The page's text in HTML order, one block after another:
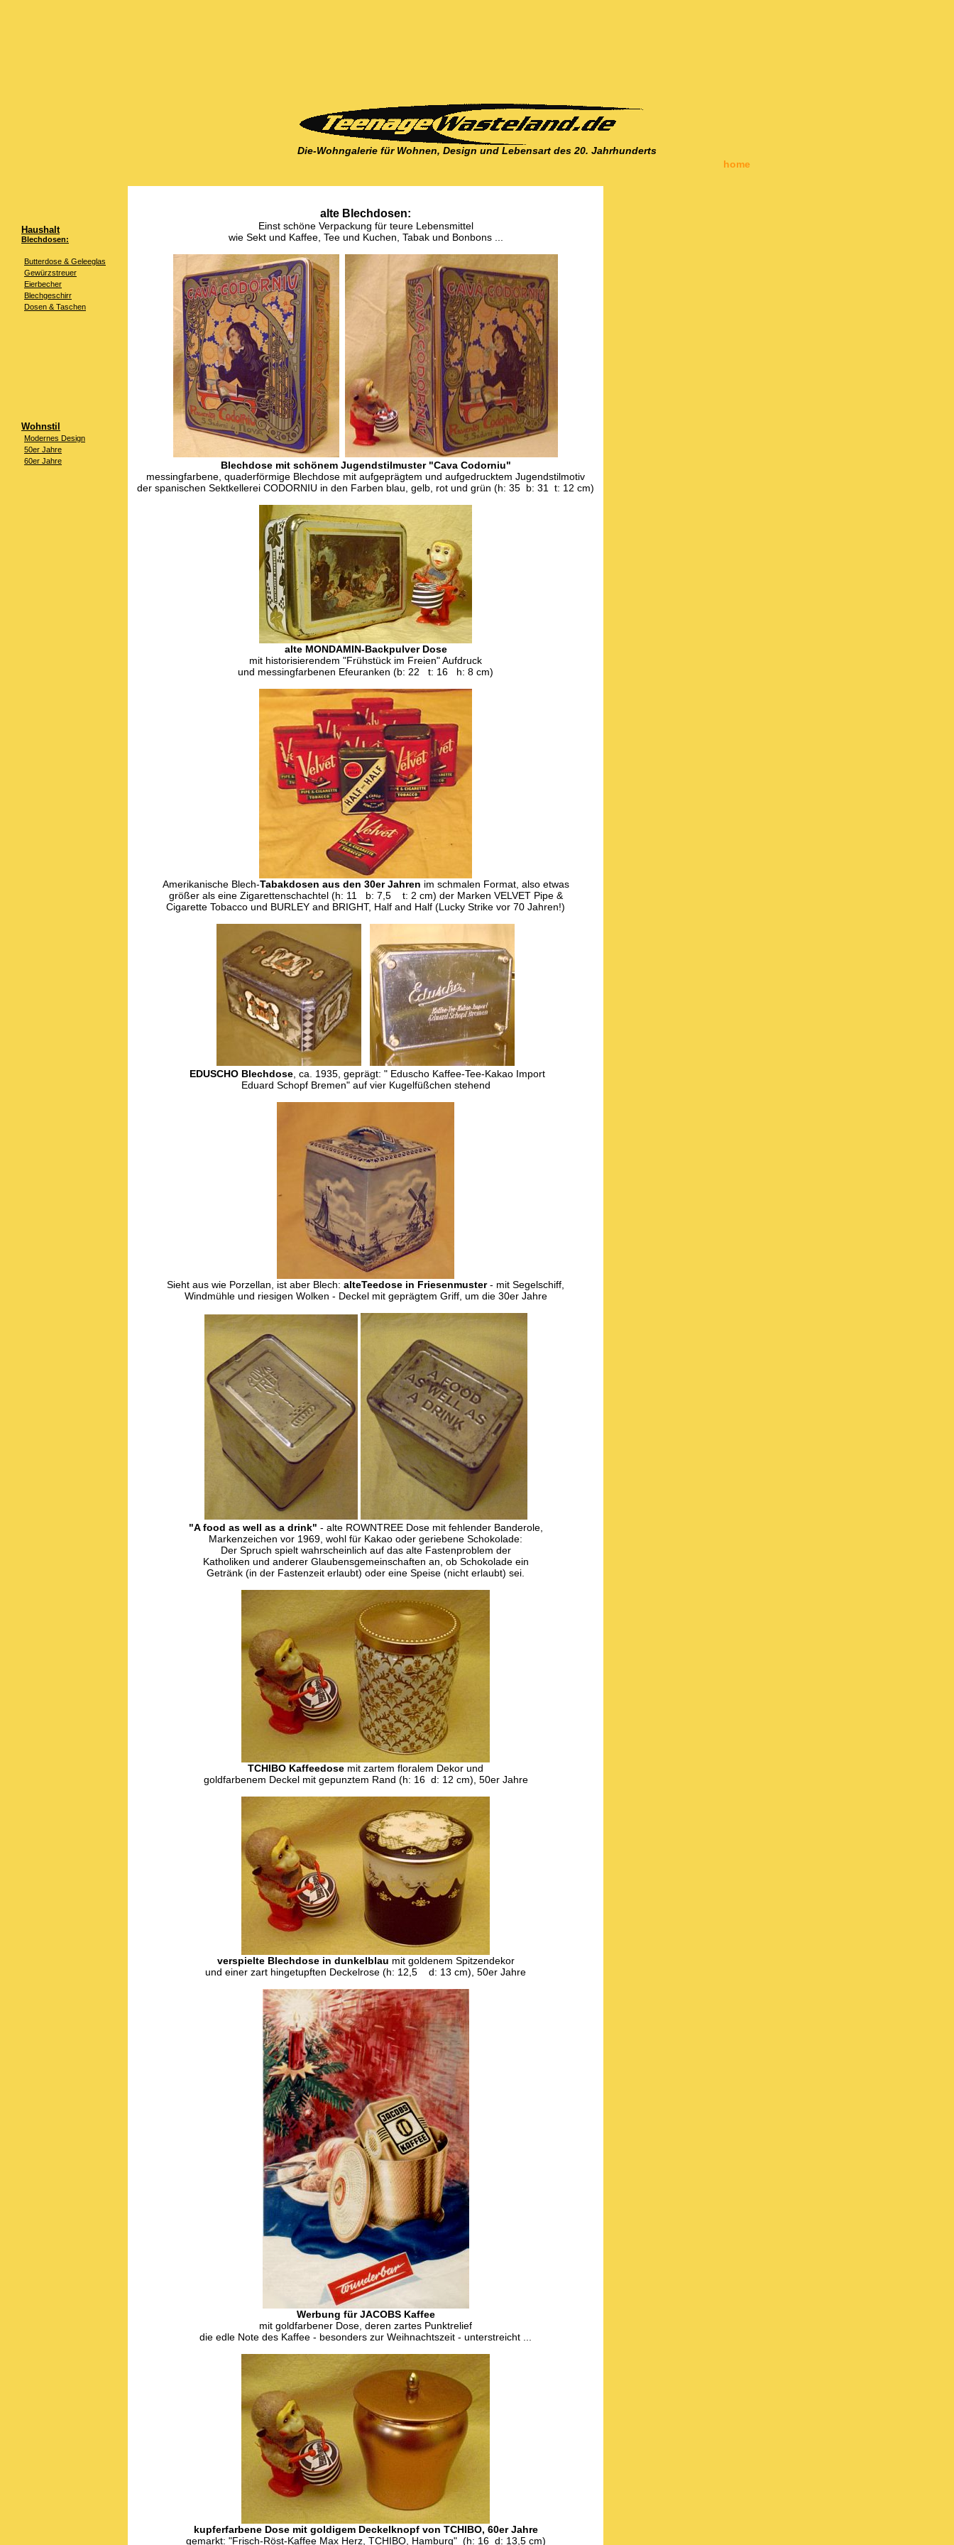
Die-Wohngalerie für Wohnen, Design und Lebensart des 20. Jahrhunderts
home
Haushalt
Blechdosen:
Butterdose & Geleeglas
Gewürzstreuer
Eierbecher
Blechgeschirr
Dosen & Taschen
Wohnstil
Modernes Design
50er Jahre
60er Jahre
alte Blechdosen:
Einst schöne Verpackung für teure Lebensmittel
wie Sekt und Kaffee, Tee und Kuchen, Tabak und Bonbons ...
Blechdose mit schönem Jugendstilmuster "Cava Codorniu"
messingfarbene, quaderförmige Blechdose mit aufgeprägtem und aufgedrucktem Jugendstilmotiv
der spanischen Sektkellerei CODORNIU in den Farben blau, gelb, rot und grün (h: 35 b: 31 t: 12 cm)
alte MONDAMIN-Backpulver Dose
mit historisierendem "Frühstück im Freien" Aufdruck
und messingfarbenen Efeuranken (b: 22 t: 16 h: 8 cm)
Amerikanische Blech-Tabakdosen aus den 30er Jahren im schmalen Format, also etwas
größer als eine Zigarettenschachtel (h: 11 b: 7,5 t: 2 cm) der Marken VELVET Pipe &
Cigarette Tobacco und BURLEY and BRIGHT, Half and Half (Lucky Strike vor 70 Jahren!)
EDUSCHO Blechdose, ca. 1935, geprägt: " Eduscho Kaffee-Tee-Kakao Import
Eduard Schopf Bremen" auf vier Kugelfüßchen stehend
Sieht aus wie Porzellan, ist aber Blech: alteTeedose in Friesenmuster- mit Segelschiff,
Windmühle und riesigen Wolken - Deckel mit geprägtem Griff, um die 30er Jahre
"A food as well as a drink" - alte ROWNTREE Dose mit fehlender Banderole,
Markenzeichen vor 1969, wohl für Kakao oder geriebene Schokolade:
Der Spruch spielt wahrscheinlich auf das alte Fastenproblem der
Katholiken und anderer Glaubensgemeinschaften an, ob Schokolade ein
Getränk (in der Fastenzeit erlaubt) oder eine Speise (nicht erlaubt) sei.
TCHIBO Kaffeedose mit zartem floralem Dekor und
goldfarbenem Deckel mit gepunztem Rand (h: 16 d: 12 cm), 50er Jahre
verspielte Blechdose in dunkelblau mit goldenem Spitzendekor
und einer zart hingetupften Deckelrose (h: 12,5 d: 13 cm), 50er Jahre
Werbung für JACOBS Kaffee
mit goldfarbener Dose, deren zartes Punktrelief
die edle Note des Kaffee - besonders zur Weihnachtszeit - unterstreicht ...
kupferfarbene Dose mit goldigem Deckelknopf von TCHIBO, 60er Jahre
gemarkt: "Frisch-Röst-Kaffee Max Herz, TCHIBO, Hamburg" (h: 16 d: 13,5 cm)